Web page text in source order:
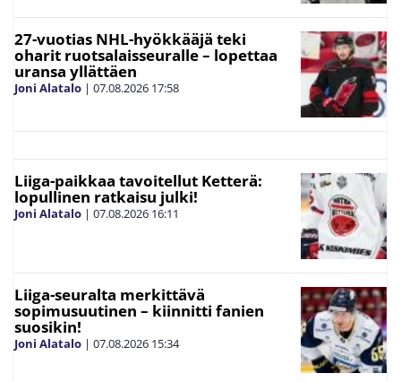
27-vuotias NHL-hyökkääjä teki
oharit ruotsalaisseuralle – lopettaa
uransa yllättäen
Joni Alatalo | 07.08.2026 17:58
Liiga-paikkaa tavoitellut Ketterä:
lopullinen ratkaisu julki!
Joni Alatalo | 07.08.2026 16:11
Liiga-seuralta merkittävä
sopimusuutinen – kiinnitti fanien
suosikin!
Joni Alatalo | 07.08.2026 15:34